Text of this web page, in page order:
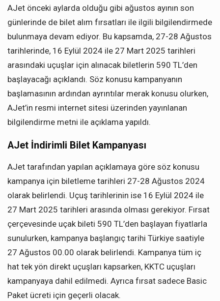
AJet önceki aylarda olduğu gibi ağustos ayının son
günlerinde de bilet alım fırsatları ile ilgili bilgilendirmede
bulunmaya devam ediyor. Bu kapsamda, 27-28 Ağustos
tarihlerinde, 16 Eylül 2024 ile 27 Mart 2025 tarihleri
arasındaki uçuşlar için alınacak biletlerin 590 TL’den
başlayacağı açıklandı. Söz konusu kampanyanın
başlamasının ardından ayrıntılar merak konusu olurken,
AJet’in resmi internet sitesi üzerinden yayınlanan
bilgilendirme metni ile açıklama yapıldı.
AJet İndirimli Bilet Kampanyası
AJet tarafından yapılan açıklamaya göre söz konusu
kampanya için biletleme tarihleri 27-28 Ağustos 2024
olarak belirlendi. Uçuş tarihlerinin ise 16 Eylül 2024 ile
27 Mart 2025 tarihleri arasında olması gerekiyor. Fırsat
çerçevesinde uçak bileti 590 TL’den başlayan fiyatlarla
sunulurken, kampanya başlangıç tarihi Türkiye saatiyle
27 Ağustos 00.00 olarak belirlendi. Kampanya tüm iç
hat tek yön direkt uçuşları kapsarken, KKTC uçuşları
kampanyaya dahil edilmedi. Ayrıca fırsat sadece Basic
Paket ücreti için geçerli olacak.